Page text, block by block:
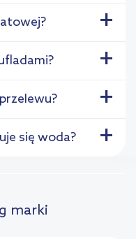
+
+
+
się woda? +
marki